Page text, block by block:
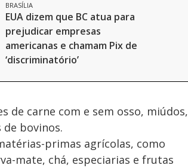
BRASÍLIA
EUA dizem que BC atua para
prejudicar empresas
americanas e chamam Pix de
‘discriminatório’
de carne com e sem osso, miúdos,
bovinos.
primas agrícolas, como
mate, chá, especiarias e frutas